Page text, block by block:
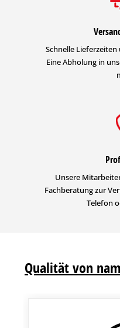
Schnelle Lieferzeiten
Eine Abholung in
Unsere
Fachberatung zur
Telefon
Qualität von